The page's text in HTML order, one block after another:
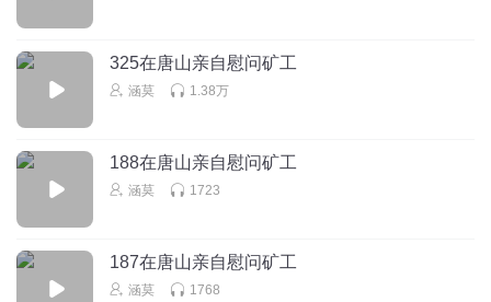
325在唐山亲自慰问矿工
涵莫 1.38万
188在唐山亲自慰问矿工
涵莫 1723
187在唐山亲自慰问矿工
涵莫 1768